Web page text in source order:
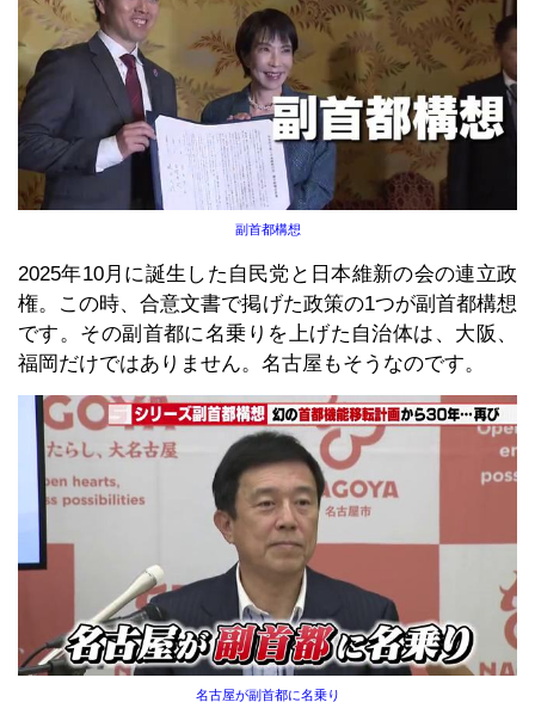
副首都構想
2025年10月に誕生した自民党と日本維新の会の連立政
権。この時、合意文書で掲げた政策の1つが副首都構想
です。その副首都に名乗りを上げた自治体は、大阪、
福岡だけではありません。名古屋もそうなのです。
名古屋が副首都に名乗り